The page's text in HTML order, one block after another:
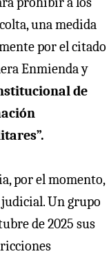
una medida
por el citado
Enmienda y
de
por el momento,
Un grupo
de 2025 sus